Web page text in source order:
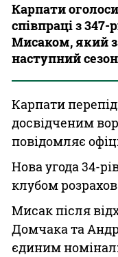
Карпати
співпраці з
Мисаком, який
наступний
Карпати
досвідченим
повідомляє
Нова угода 34-
клубом
Мисак після
Домчака та
єдиним